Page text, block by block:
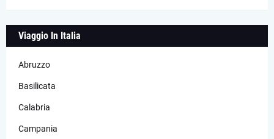
Viaggio In Italia
Abruzzo
Basilicata
Calabria
Campania